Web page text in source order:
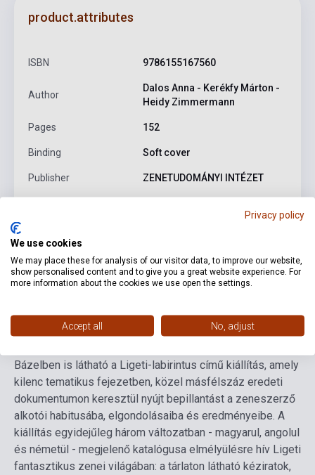
product.attributes
ISBN 9786155167560
Author
Dalos Anna - Kerékfy Márton -
Heidy Zimmermann
Pages 152
Binding Soft cover
Publisher ZENETUDOMÁNYI INTÉZET
Bázelben is látható a Ligeti-labirintus című kiállítás, amely
kilenc tematikus fejezetben, közel másfélszáz eredeti
dokumentumon keresztül nyújt bepillantást a zeneszerző
alkotói habitusába, elgondolásaiba és eredményeibe. A
kiállítás egyidejűleg három változatban - magyarul, angolul
és németül - megjelenő katalógusa elmélyülésre hív Ligeti
fantasztikus zenei világában: a tárlaton látható kéziratok,
Privacy policy
We use cookies
We may place these for analysis of our visitor data, to improve our website,
show personalised content and to give you a great website experience. For
more information about the cookies we use open the settings.
Accept all No, adjust